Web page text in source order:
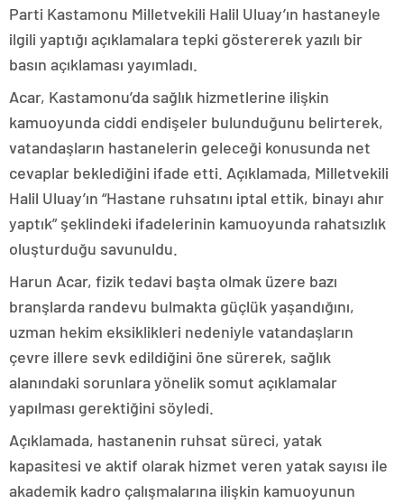
Parti Kastamonu Milletvekili Halil Uluay’ın hastaneyle
ilgili yaptığı açıklamalara tepki göstererek yazılı bir
basın açıklaması yayımladı.
Acar, Kastamonu’da sağlık hizmetlerine ilişkin
kamuoyunda ciddi endişeler bulunduğunu belirterek,
vatandaşların hastanelerin geleceği konusunda net
cevaplar beklediğini ifade etti. Açıklamada, Milletvekili
Halil Uluay’ın “Hastane ruhsatını iptal ettik, binayı ahır
yaptık” şeklindeki ifadelerinin kamuoyunda rahatsızlık
oluşturduğu savunuldu.
Harun Acar, fizik tedavi başta olmak üzere bazı
branşlarda randevu bulmakta güçlük yaşandığını,
uzman hekim eksiklikleri nedeniyle vatandaşların
çevre illere sevk edildiğini öne sürerek, sağlık
alanındaki sorunlara yönelik somut açıklamalar
yapılması gerektiğini söyledi.
Açıklamada, hastanenin ruhsat süreci, yatak
kapasitesi ve aktif olarak hizmet veren yatak sayısı ile
akademik kadro çalışmalarına ilişkin kamuoyunun